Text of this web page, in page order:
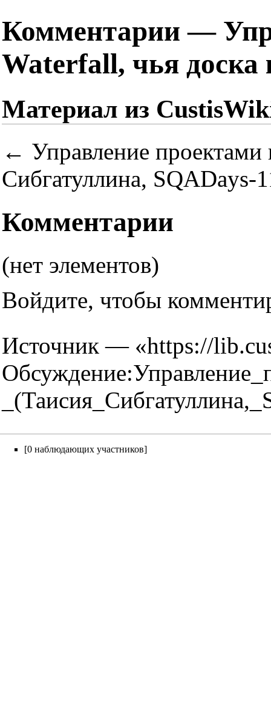
Комментарии —
Waterfall, чья доска
Материал из
← Управление проектами
Сибгатуллина, SQADays-
Комментарии
(нет элементов)
Войдите, чтобы
Источник — «https://
[0 наблюдающих участников]